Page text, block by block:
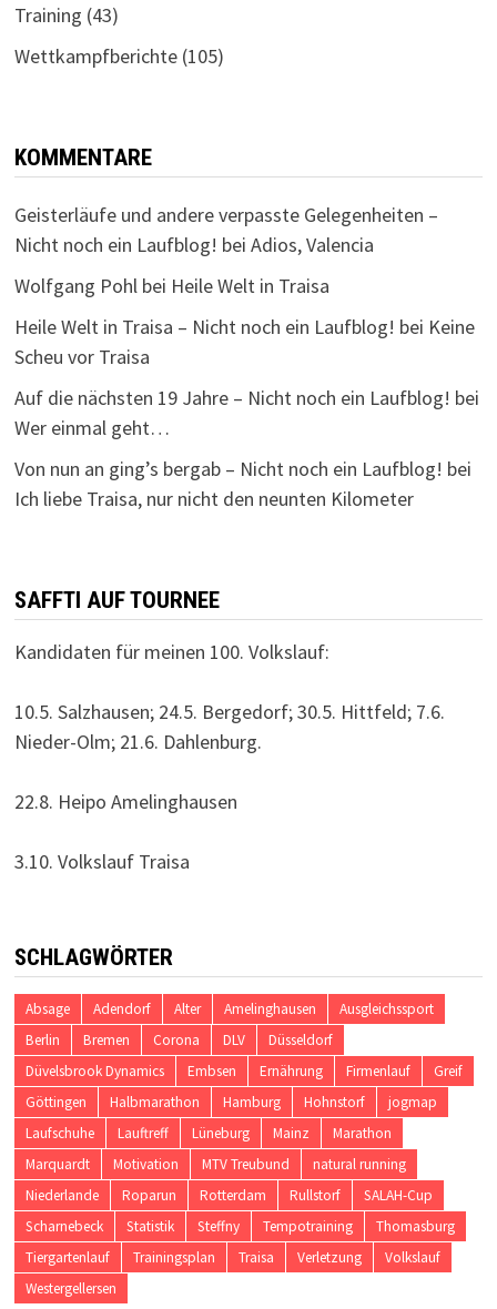
Training (43)
Wettkampfberichte(105)
KOMMENTARE
Geisterläufe und andere verpasste Gelegenheiten –
Nicht noch ein Laufblog! bei Adios, Valencia
Wolfgang Pohlbei Heile Welt in Traisa
Heile Welt in Traisa – Nicht noch ein Laufblog! bei Keine
Scheu vor Traisa
Auf die nächsten 19 Jahre – Nicht noch ein Laufblog! bei
Wer einmal geht…
Von nun an ging’s bergab – Nicht noch ein Laufblog! bei
Ich liebe Traisa, nur nicht den neunten Kilometer
SAFFTI AUF TOURNEE
Kandidaten für meinen 100. Volkslauf:
10.5. Salzhausen; 24.5. Bergedorf; 30.5. Hittfeld; 7.6.
Nieder-Olm; 21.6. Dahlenburg.
22.8. Heipo Amelinghausen
3.10. Volkslauf Traisa
SCHLAGWÖRTER
Absage Adendorf Alter Amelinghausen
Ausgleichssport
Berlin
Bremen Corona DLV
Düsseldorf
Düvelsbrook Dynamics
Embsen Ernährung Firmenlauf
Greif
Göttingen
Halbmarathon Hamburg Hohnstorf
jogmap
Laufschuhe
Lauftreff Lüneburg Mainz
Marathon
Marquardt
Motivation MTV Treubund
natural running
Niederlande
Roparun Rotterdam Rullstorf
SALAH-Cup
Scharnebeck
Statistik Steffny Tempotraining
Thomasburg
Tiergartenlauf
Trainingsplan Traisa Verletzung
Volkslauf
Westergellersen